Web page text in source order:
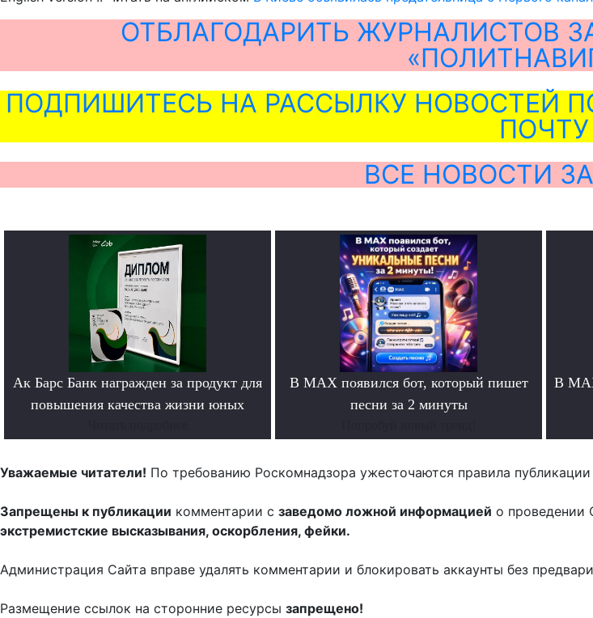
ОТБЛАГОДАРИТЬ ЖУРНАЛИСТОВ
ПОДПИШИТЕСЬ НА РАССЫЛКУ НОВОСТЕЙ
ПОЧТУ
ВСЕ НОВОСТИ
Ак Барс Банк награжден за продукт для
повышения качества жизни юных
В MAX появился бот, который пишет
песни за 2 минуты
В
Уважаемые читатели! По требованию Роскомнадзора ужесточаются правила
Запрещены к публикации комментарии с заведомо ложной информацией о
экстремистские высказывания, оскорбления, фейки.
Администрация Сайта вправе удалять комментарии и блокировать аккаунты без
Размещение ссылок на сторонние ресурсы запрещено!